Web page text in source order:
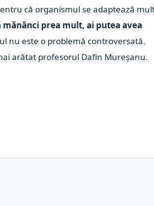
că organismul se adaptează
mănânci prea mult, ai putea avea
nu este o problemă controversată.
arătat profesorul Dafin Mureșanu.